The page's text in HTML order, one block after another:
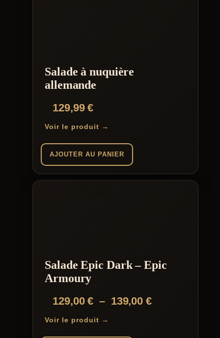
Salade à nuquière
allemande
129,99€
Voir le produit →
AJOUTER AU PANIER
Salade Epic Dark – Epic
Armoury
129,00€ – 139,00€Plage
Voir le produit →